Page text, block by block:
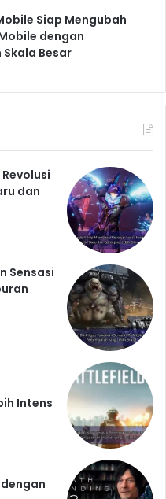
Siap Mengubah
dengan
Besar
dan
Sensasi
Intens